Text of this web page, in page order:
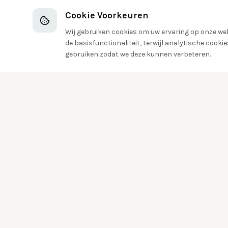
Cookie Voorkeuren
Wij gebruiken cookies om uw ervaring op onze
de basisfunctionaliteit, terwijl analytische
gebruiken zodat we deze kunnen verbeteren.